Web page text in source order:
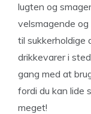
lugten og
velsmagende og
til sukkerholdige
drikkevarer i
gang med at
fordi du kan lide
meget!